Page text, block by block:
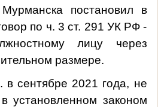
постановил в
по ч. 3 ст. 291 УК РФ -
лицу через
размере.
в сентябре 2021 года, не
установленном законом